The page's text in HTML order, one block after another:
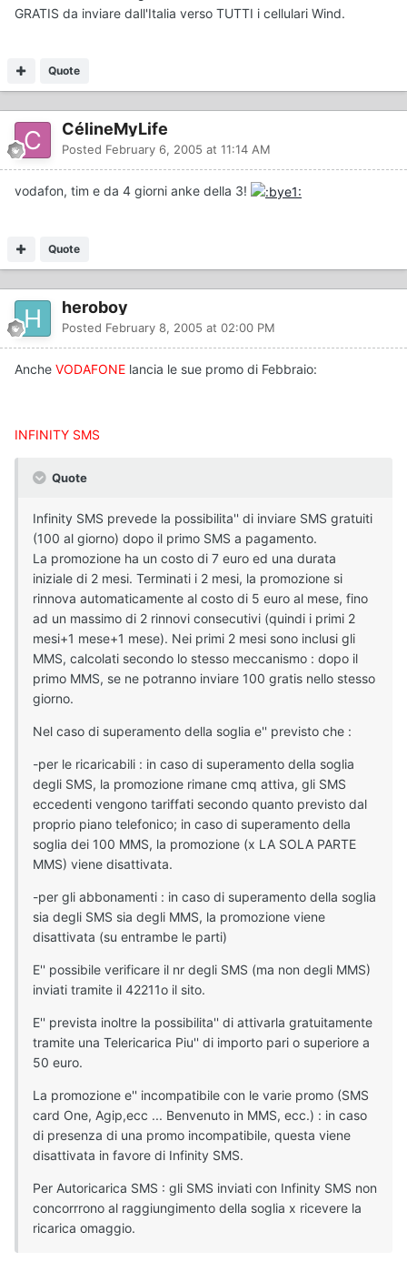
GRATIS da inviare dall'Italia verso TUTTI i cellulari Wind.
Quote
CélineMyLife
Posted February 6, 2005 at 11:14 AM
vodafon, tim e da 4 giorni anke della 3!
Quote
heroboy
Posted February 8, 2005 at 02:00 PM
Anche VODAFONE lancia le sue promo di Febbraio:
INFINITY SMS
Quote
Infinity SMS prevede la possibilita'' di inviare SMS gratuiti
(100 al giorno) dopo il primo SMS a pagamento.
La promozione ha un costo di 7 euro ed una durata
iniziale di 2 mesi. Terminati i 2 mesi, la promozione si
rinnova automaticamente al costo di 5 euro al mese, fino
ad un massimo di 2 rinnovi consecutivi (quindi i primi 2
mesi+1 mese+1 mese). Nei primi 2 mesi sono inclusi gli
MMS, calcolati secondo lo stesso meccanismo : dopo il
primo MMS, se ne potranno inviare 100 gratis nello stesso
giorno.
Nel caso di superamento della soglia e'' previsto che :
-per le ricaricabili : in caso di superamento della soglia
degli SMS, la promozione rimane cmq attiva, gli SMS
eccedenti vengono tariffati secondo quanto previsto dal
proprio piano telefonico; in caso di superamento della
soglia dei 100 MMS, la promozione (x LA SOLA PARTE
MMS) viene disattivata.
-per gli abbonamenti : in caso di superamento della soglia
sia degli SMS sia degli MMS, la promozione viene
disattivata (su entrambe le parti)
E'' possibile verificare il nr degli SMS (ma non degli MMS)
inviati tramite il 42211o il sito.
E'' prevista inoltre la possibilita'' di attivarla gratuitamente
tramite una Telericarica Piu'' di importo pari o superiore a
50 euro.
La promozione e'' incompatibile con le varie promo (SMS
card One, Agip,ecc ... Benvenuto in MMS, ecc.) : in caso
di presenza di una promo incompatibile, questa viene
disattivata in favore di Infinity SMS.
Per Autoricarica SMS : gli SMS inviati con Infinity SMS non
concorrrono al raggiungimento della soglia x ricevere la
ricarica omaggio.